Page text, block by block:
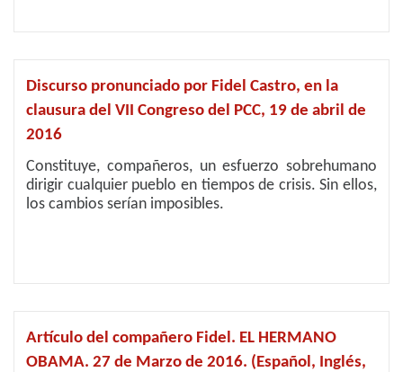
Discurso pronunciado por Fidel Castro, en la
clausura del VII Congreso del PCC, 19 de abril de
2016
Constituye, compañeros, un esfuerzo sobrehumano
dirigir cualquier pueblo en tiempos de crisis. Sin ellos,
los cambios serían imposibles.
Artículo del compañero Fidel. EL HERMANO
OBAMA. 27 de Marzo de 2016. (Español, Inglés,